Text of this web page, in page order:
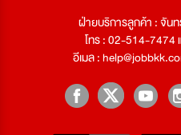
ฝ่ายบริการลูกค้า : จัน
โทร : 02-514-
อีเมล :